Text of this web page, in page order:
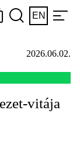
EN
2026.06.02.
vitája